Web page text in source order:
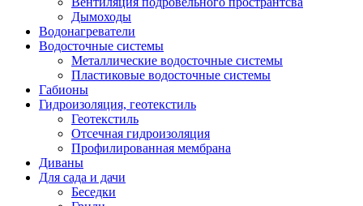
Дымоходы
Водонагреватели
Водосточные системы
Металлические водосточные системы
Пластиковые водосточные системы
Габионы
Гидроизоляция, геотекстиль
Геотекстиль
Отсечная гидроизоляция
Профилированная мембрана
Диваны
Для сада и дачи
Беседки